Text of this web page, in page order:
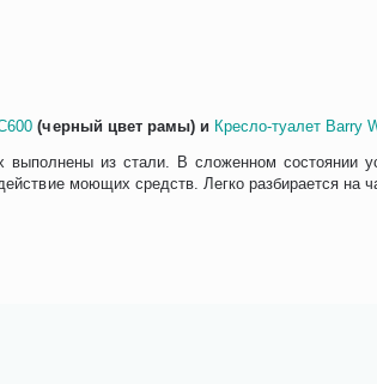
(черный цвет рамы) и Кресло-туалет Barry
из стали. В сложенном состоянии
моющих средств. Легко разбирается на